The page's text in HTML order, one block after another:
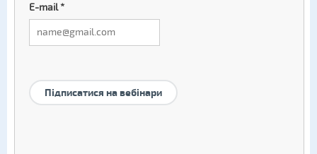
E-mail*
Підписатися на вебінари